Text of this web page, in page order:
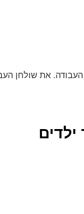
את שולחן